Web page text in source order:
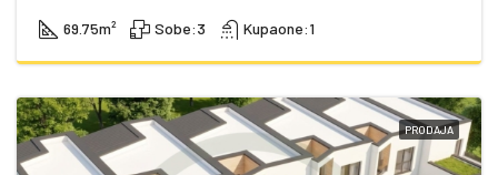
69.75m² Sobe:3 Kupaone:1
PRODAJA